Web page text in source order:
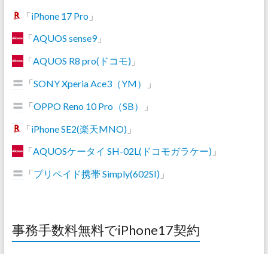
「iPhone 17 Pro」
「AQUOS sense9」
「AQUOS R8 pro(ドコモ)」
「SONY Xperia Ace3（YM）
」
「OPPO Reno 10 Pro（SB）
」
「iPhone SE2(楽天MNO)」
「AQUOSケータイ SH-02L(ドコモガラケー)」
「プリペイド携帯 Simply(602SI)」
事務手数料無料でiPhone17契約